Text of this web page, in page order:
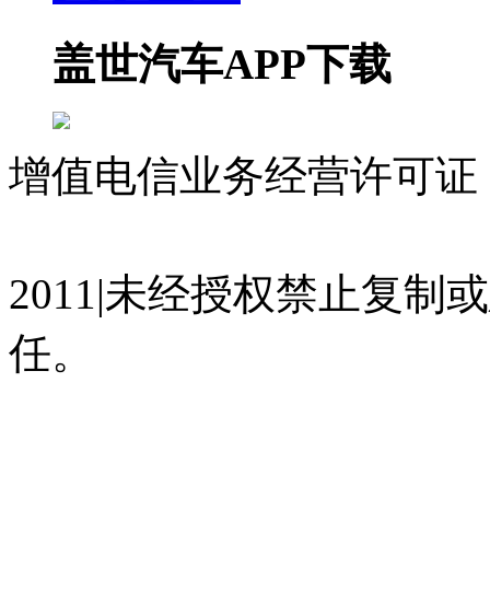
盖世汽车APP下载
增值电信业务经营许可
2011|未经授权禁止复制
任。